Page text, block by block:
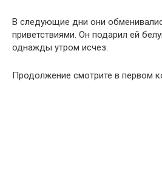
В следующие дни они
приветствиями. Он подарил ей
однажды утром исчез.
Продолжение смотрите в первом